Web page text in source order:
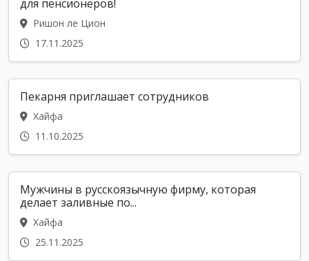
для пенсионepoв!
Ришон ле Цион
17.11.2025
Пекарня приглашает сотрудников
Хайфа
11.10.2025
Мужчины в русскоязычную фирму, которая
делает заливные по...
Хайфа
25.11.2025